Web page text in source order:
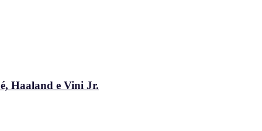
Haaland e Vini Jr.